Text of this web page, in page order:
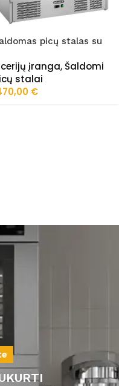
picų stalas su
įranga, Šaldomi
stalai
€